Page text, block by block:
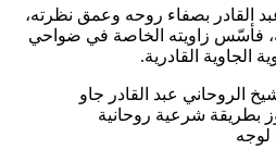
القادر بصفاء روحه وعمق نظرته،
فأسّس زاويته الخاصة في ضواحي
الجاوية القادرية.
لوجه